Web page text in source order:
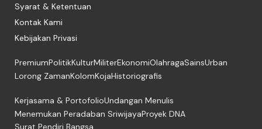
Syarat & Ketentuan
Kontak Kami
Kebijakan Privasi
PremiumPolitikKulturMiliterEkonomiOlahragaSainsUrban
Lorong ZamanKolomKojaHistoriografis
Kerjasama & PortofolioUndangan Menulis
Menemukan Peradaban SriwijayaProyek DNA